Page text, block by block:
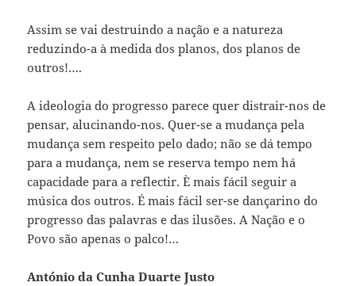
Assim se vai destruindo a nação e a natureza
reduzindo-a à medida dos planos, dos planos de
outros!….
A ideologia do progresso parece quer distrair-nos de
pensar, alucinando-nos. Quer-se a mudança pela
mudança sem respeito pelo dado; não se dá tempo
para a mudança, nem se reserva tempo nem há
capacidade para a reflectir. È mais fácil seguir a
música dos outros. É mais fácil ser-se dançarino do
progresso das palavras e das ilusões. A Nação e o
Povo são apenas o palco!…
António da Cunha Duarte Justo